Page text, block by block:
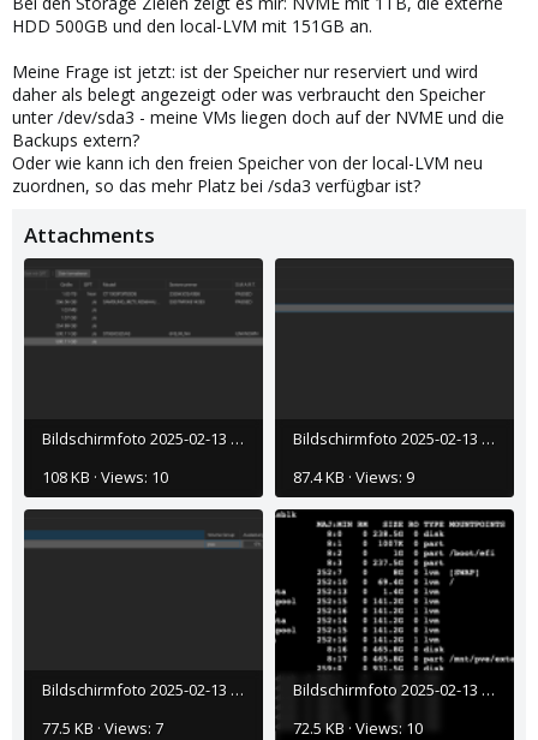
HDD 500GB und den local-LVM mit 151GB an.
Meine Frage ist jetzt: ist der Speicher nur reserviert und wird
daher als belegt angezeigt oder was verbraucht den Speicher
unter /dev/sda3 - meine VMs liegen doch auf der NVME und die
Backups extern?
Oder wie kann ich den freien Speicher von der local-LVM neu
zuordnen, so das mehr Platz bei /sda3 verfügbar ist?
Attachments
Bildschirmfoto 2025-02-13 um 20.24.23.png
108 KB · Views: 10
Bildschirmfoto 2025-02-13 um 20.25.12.png
87.4 KB · Views: 9
Bildschirmfoto 2025-02-13 um 20.30.26.png
77.5 KB · Views: 7
Bildschirmfoto 2025-02-13 um 20.45.30.png
72.5 KB · Views: 10